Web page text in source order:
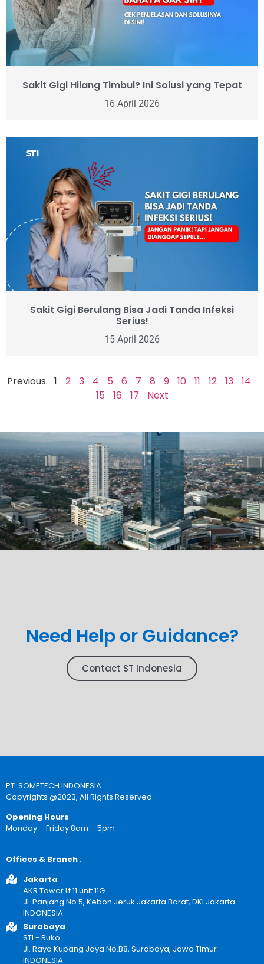
Sakit Gigi Hilang Timbul? Ini Solusi yang Tepat
16 April 2026
Sakit Gigi Berulang Bisa Jadi Tanda Infeksi
Serius!
15 April 2026
Previous 1 2 3 4 5 6 7 8 9 10 11 12 13
14
15
16 17 Next
Need Help or Guidance?
Contact ST Indonesia
PT. SOMETECH INDONESIA
Copyrights @2023, All Rights Reserved
Opening Hours:
Monday – Friday 8am – 5pm
Offices & Branch :
Jakarta
AKR Tower Lt 11 unit 11G
Jl. Panjang No.5, Kebon Jeruk Jakarta Barat, DKI Jakarta
INDONESIA
Surabaya
STI - Ruko
Jl. Raya Kupang Jaya No.B8, Surabaya, Jawa Timur
INDONESIA